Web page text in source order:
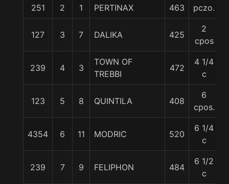
251 2 1 PERTINAX 463 pczo.
127 3 7 DALIKA 425
2
cpos
239 4 3
TOWN OF
TREBBI
472
4 1/4
c
123 5 8 QUINTILA 408
6
cpos.
4354 6 11 MODRIC 520
6 1/4
c
239 7 9 FELIPHON 484
6 1/2
c